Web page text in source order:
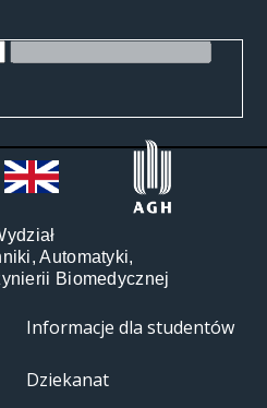
Automatyki,
Biomedycznej
Informacje dla studentów
Dziekanat